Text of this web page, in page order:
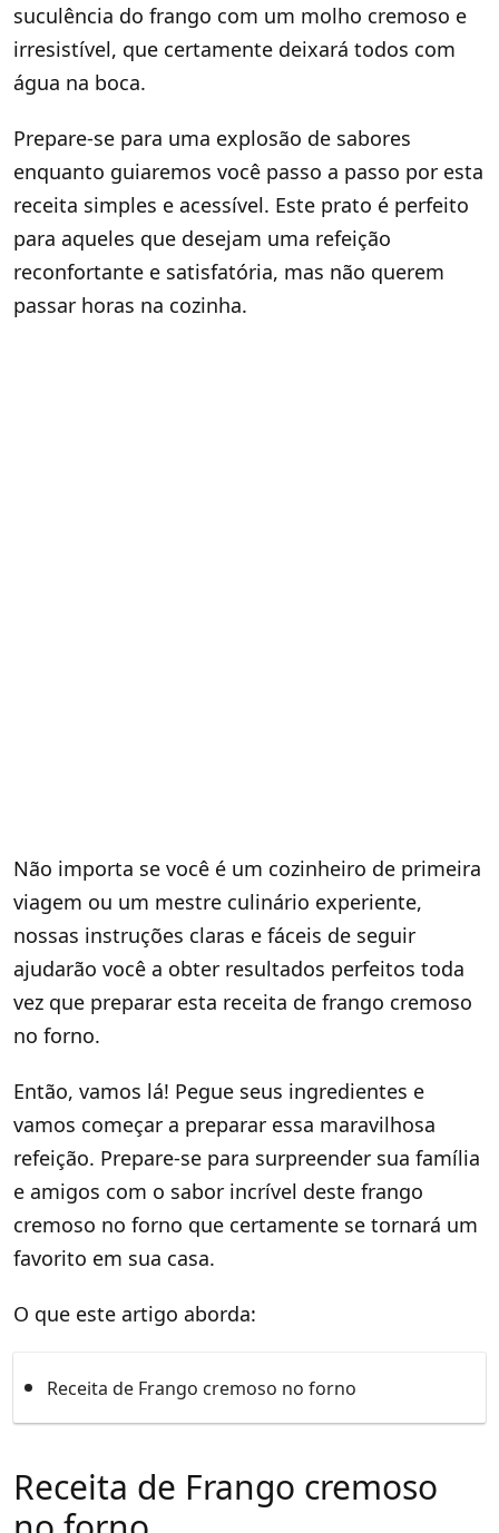
suculência do frango com um molho cremoso e
irresistível, que certamente deixará todos com
água na boca.
Prepare-se para uma explosão de sabores
enquanto guiaremos você passo a passo por esta
receita simples e acessível. Este prato é perfeito
para aqueles que desejam uma refeição
reconfortante e satisfatória, mas não querem
passar horas na cozinha.
Não importa se você é um cozinheiro de primeira
viagem ou um mestre culinário experiente,
nossas instruções claras e fáceis de seguir
ajudarão você a obter resultados perfeitos toda
vez que preparar esta receita de frango cremoso
no forno.
Então, vamos lá! Pegue seus ingredientes e
vamos começar a preparar essa maravilhosa
refeição. Prepare-se para surpreender sua família
e amigos com o sabor incrível deste frango
cremoso no forno que certamente se tornará um
favorito em sua casa.
O que este artigo aborda:
Receita de Frango cremoso no forno
Receita de Frango cremoso